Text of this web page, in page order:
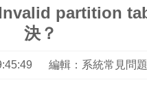
partition
決？
編輯：系統常見問